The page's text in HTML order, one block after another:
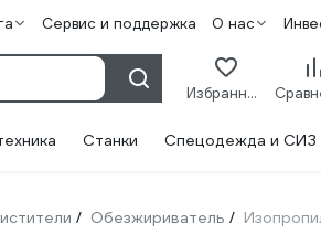
Сервис и поддержка О нас
Избранное
Станки Спецодежда и СИЗ
/ Обезжириватель /